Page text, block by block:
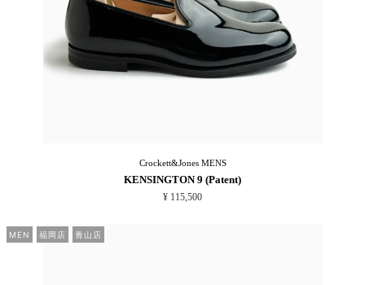
Crockett&JonesMENS
KENSINGTON 9 (Patent)
¥ 115,500
MEN 福岡店 青山店